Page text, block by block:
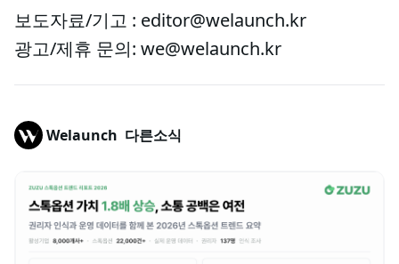
보도자료/기고 : editor@welaunch.kr
광고/제휴 문의: we@welaunch.kr
Welaunch 다른소식